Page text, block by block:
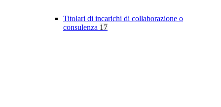
Titolari di incarichi di collaborazione o
consulenza 17